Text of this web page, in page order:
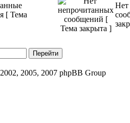
[ Тема
Нет
2005, 2007 phpBB Group